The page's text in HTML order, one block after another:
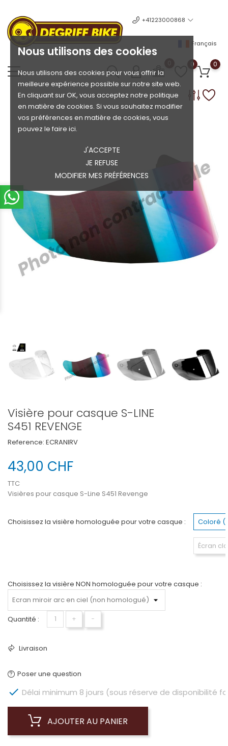
Nous utilisons des cookies
Nous utilisons des cookies pour vous offrir la
meilleure expérience possible sur notre site web.
En cliquant sur OK, vous acceptez notre politique
en matière de cookies. Si vous souhaitez modifier
vos préférences en matière de cookies, vous
pouvez le faire ici.
J'ACCEPTE
JE REFUSE
MODIFIER MES PRÉFÉRENCES
+41223000868
Français
0 0
Visière pour casque S-LINE
S451 REVENGE
Reference: ECRANIRV
43,00 CHF
TTC
Visières pour casque S-Line S451 Revenge
Choisissez la visière homologuée pour votre casque : Coloré
Écran
Choisissez la visière NON homologuée pour votre casque :
Quantité : + −
Livraison
Poser une question
 Délai minimum 8 jours (sous réserve de disponibilité
AJOUTER AU PANIER